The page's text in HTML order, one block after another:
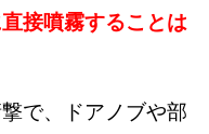
接噴霧することは
で、ドアノブや部